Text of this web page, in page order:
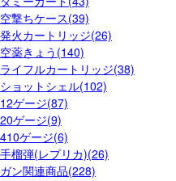
空撃ちケース(39)
発火カートリッジ(26)
空薬きょう(140)
ライフルカートリッジ(38)
ショットシェル(102)
12ゲージ(87)
20ゲージ(9)
410ゲージ(6)
手榴弾(レプリカ)(26)
ガン関連商品(228)